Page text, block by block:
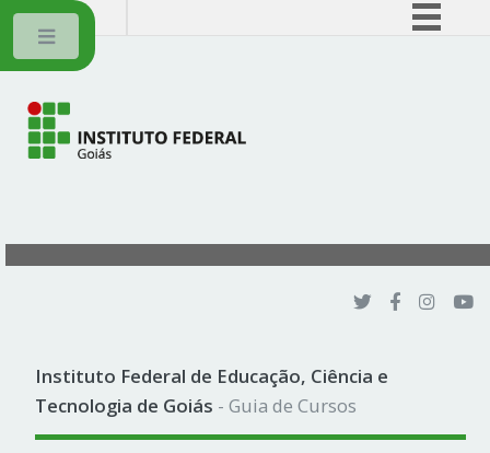
BRASIL
Instituto Federal de Educação, Ciência e
Tecnologia de Goiás - Guia de Cursos